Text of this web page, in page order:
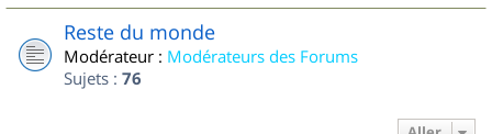
Reste du monde
Modérateur : Modérateurs des Forums
Sujets : 76